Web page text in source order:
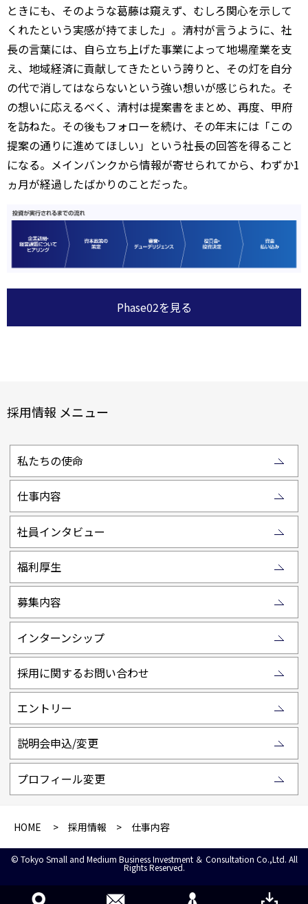
ときにも、そのような葛藤は窺えず、むしろ関心を示して
くれたという実感が持てました」。清村が言うように、社
長の言葉には、自ら立ち上げた事業によって地場産業を支
え、地域経済に貢献してきたという誇りと、その灯を自分
の代で消してはならないという強い想いが感じられた。そ
の想いに応えるべく、清村は提案書をまとめ、再度、甲府
を訪ねた。その後もフォローを続け、その年末には「この
提案の通りに進めてほしい」という社長の回答を得ること
になる。メインバンクから情報が寄せられてから、わずか1
ヵ月が経過したばかりのことだった。
Phase02を見る
採用情報 メニュー
私たちの使命
仕事内容
社員インタビュー
福利厚生
募集内容
インターンシップ
採用に関するお問い合わせ
エントリー
説明会申込/変更
プロフィール変更
HOME > 採用情報 > 仕事内容
© Tokyo Small and Medium Business Investment ＆ Consultation Co.,Ltd. All
Rights Reserved.